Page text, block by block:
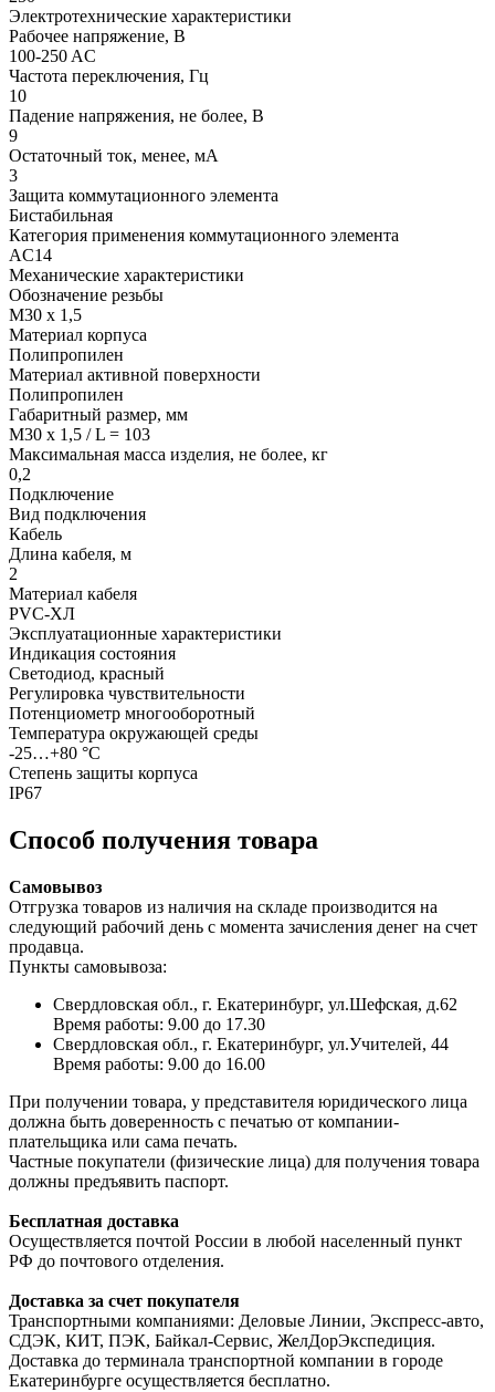
Электротехнические характеристики
Рабочее напряжение, В
100-250 AC
Частота переключения, Гц
10
Падение напряжения, не более, В
9
Остаточный ток, менее, мА
3
Защита коммутационного элемента
Бистабильная
Категория применения коммутационного элемента
АC14
Механические характеристики
Обозначение резьбы
M30 x 1,5
Материал корпуса
Полипропилен
Материал активной поверхности
Полипропилен
Габаритный размер, мм
M30 x 1,5 / L = 103
Максимальная масса изделия, не более, кг
0,2
Подключение
Вид подключения
Кабель
Длина кабеля, м
2
Материал кабеля
PVC-ХЛ
Эксплуатационные характеристики
Индикация состояния
Светодиод, красный
Регулировка чувствительности
Потенциометр многооборотный
Температура окружающей среды
-25…+80 °С
Степень защиты корпуса
IP67
Способ получения товара
Самовывоз
Отгрузка товаров из наличия на складе производится на
следующий рабочий день с момента зачисления денег на счет
продавца.
Пункты самовывоза:
Свердловская обл., г. Екатеринбург, ул.Шефская, д.62
Время работы: 9.00 до 17.30
Свердловская обл., г. Екатеринбург, ул.Учителей, 44
Время работы: 9.00 до 16.00
При получении товара, у представителя юридического лица
должна быть доверенность с печатью от компании-
плательщика или сама печать.
Частные покупатели (физические лица) для получения товара
должны предъявить паспорт.
Бесплатная доставка
Осуществляется почтой России в любой населенный пункт
РФ до почтового отделения.
Доставка за счет покупателя
Транспортными компаниями: Деловые Линии, Экспресс-авто,
СДЭК, КИТ, ПЭК, Байкал-Сервис, ЖелДорЭкспедиция.
Доставка до терминала транспортной компании в городе
Екатеринбурге осуществляется бесплатно.